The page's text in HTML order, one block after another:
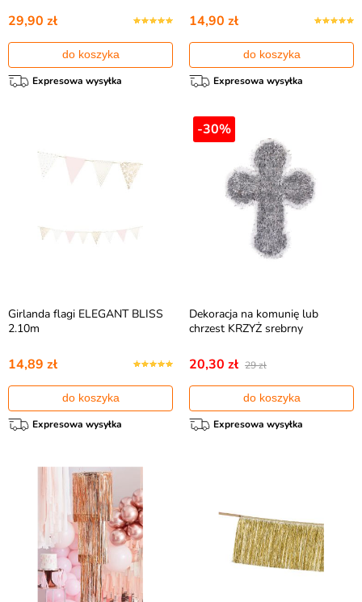
29,90 zł
do koszyka
Expresowa wysyłka
14,90 zł
do koszyka
Expresowa wysyłka
Girlanda flagi ELEGANT BLISS
2.10m
14,89 zł
do koszyka
Expresowa wysyłka
-30%
Dekoracja na komunię lub
chrzest KRZYŻ srebrny
20,30 zł 29 zł
do koszyka
Expresowa wysyłka